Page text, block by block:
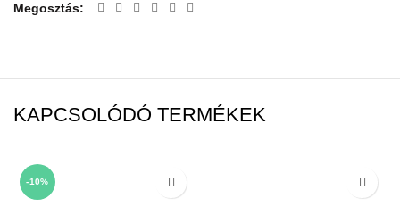
Megosztás
KAPCSOLÓDÓ TERMÉKEK
-10%